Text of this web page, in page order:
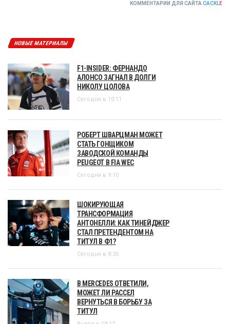
КОММЕНТАРИИ ДЛЯ САЙТАCACKLE
НОВЫЕ МАТЕРИАЛЫ
F1-INSIDER: ФЕРНАНДО
АЛОНСО ЗАГНАЛ В ДОЛГИ
НИКОЛУ ЦОЛОВА
Сегодня в 10:11
РОБЕРТ ШВАРЦМАН МОЖЕТ
СТАТЬ ГОНЩИКОМ
ЗАВОДСКОЙ КОМАНДЫ
PEUGEOT В FIA WEC
Сегодня в 9:10
ШОКИРУЮЩАЯ
ТРАНСФОРМАЦИЯ
АНТОНЕЛЛИ: КАК ТИНЕЙДЖЕР
СТАЛ ПРЕТЕНДЕНТОМ НА
ТИТУЛ В Ф1?
Сегодня в 8:30
В MERCEDES ОТВЕТИЛИ,
МОЖЕТ ЛИ РАССЕЛ
ВЕРНУТЬСЯ В БОРЬБУ ЗА
ТИТУЛ